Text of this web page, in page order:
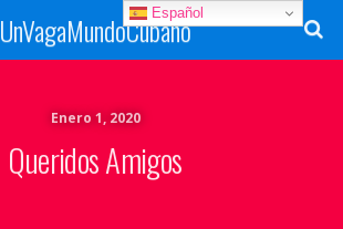
UnVagaMundoCubano
Enero 1, 2020
Queridos Amigos
Español